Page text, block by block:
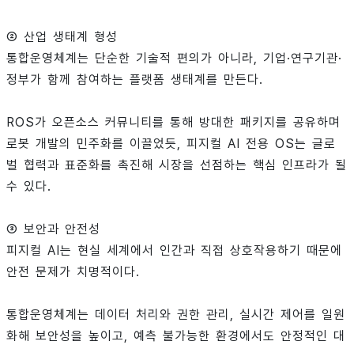
② 산업 생태계 형성
통합운영체계는 단순한 기술적 편의가 아니라, 기업·연구기관·
정부가 함께 참여하는 플랫폼 생태계를 만든다.
ROS가 오픈소스 커뮤니티를 통해 방대한 패키지를 공유하며
로봇 개발의 민주화를 이끌었듯, 피지컬 AI 전용 OS는 글로
벌 협력과 표준화를 촉진해 시장을 선점하는 핵심 인프라가 될
수 있다.
③ 보안과 안전성
피지컬 AI는 현실 세계에서 인간과 직접 상호작용하기 때문에
안전 문제가 치명적이다.
통합운영체계는 데이터 처리와 권한 관리, 실시간 제어를 일원
화해 보안성을 높이고, 예측 불가능한 환경에서도 안정적인 대